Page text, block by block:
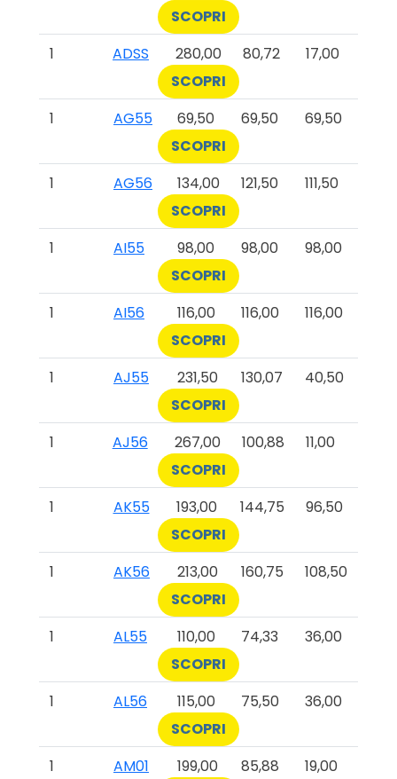
SCOPRI
1
ADSS 280,00 80,72
17,00
SCOPRI
1
AG55 69,50 69,50
69,50
SCOPRI
1
AG56 134,00 121,50
111,50
SCOPRI
1
AI55 98,00 98,00
98,00
SCOPRI
1
AI56 116,00 116,00
116,00
SCOPRI
1
AJ55 231,50 130,07
40,50
SCOPRI
1
AJ56 267,00 100,88
11,00
SCOPRI
1
AK55 193,00 144,75
96,50
SCOPRI
1
AK56 213,00 160,75
108,50
SCOPRI
1
AL55 110,00 74,33
36,00
SCOPRI
1
AL56 115,00 75,50
36,00
SCOPRI
1
AM01 199,00 85,88
19,00